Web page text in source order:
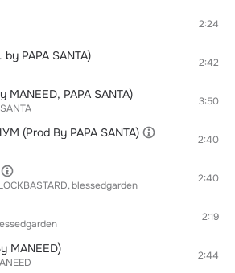
2:24
PAPA SANTA) 2:42
PAPA SANTA) 3:50
(Prod By PAPA SANTA) 2:40
blessedgarden
2:40
2:19
MANEED) 2:44